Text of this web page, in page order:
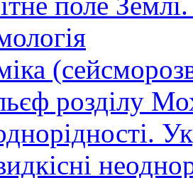
розділу